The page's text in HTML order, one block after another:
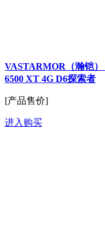
VASTARMOR（瀚铠）
6500 XT 4G D6探索者
[产品售价]
进入购买